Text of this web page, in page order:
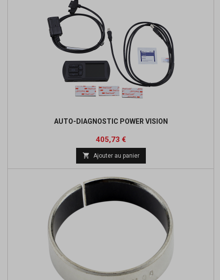
AUTO-DIAGNOSTIC POWER VISION
Prix
405,73 €Prix
de
base
 Ajouter au panier